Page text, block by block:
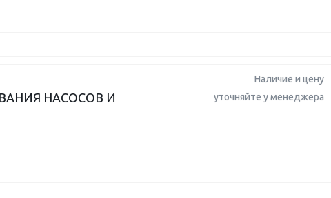
НАСОСОВ И
Наличие и цену
уточняйте у менеджера